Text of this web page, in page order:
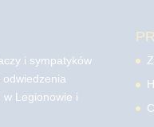
i sympatyków
odwiedzenia
w Legionowie i